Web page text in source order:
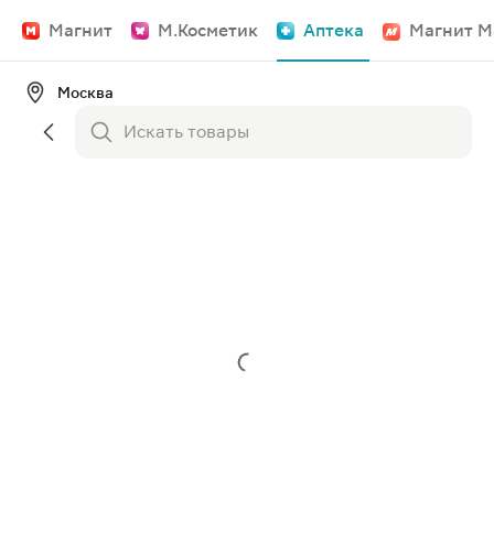
Магнит М.Косметик Аптека Магнит
Москва